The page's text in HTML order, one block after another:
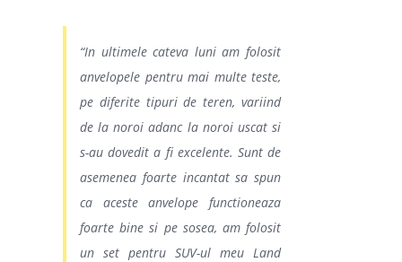
“In ultimele cateva luni am folosit
anvelopele pentru mai multe teste,
pe diferite tipuri de teren, variind
de la noroi adanc la noroi uscat si
s-au dovedit a fi excelente. Sunt de
asemenea foarte incantat sa spun
ca aceste anvelope functioneaza
foarte bine si pe sosea, am folosit
un set pentru SUV-ul meu Land